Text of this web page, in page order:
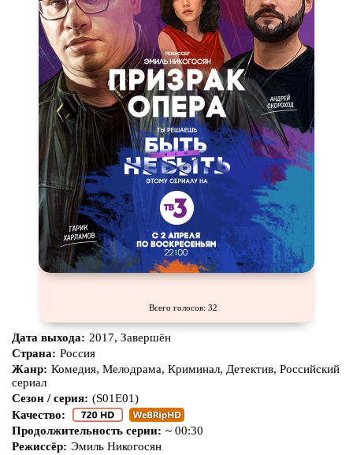
Всего голосов: 32
Дата выхода: 2017, Завершён
Страна: Россия
Жанр: Комедия, Мелодрама, Криминал, Детектив, Российский
сериал
Сезон / серия: (S01E01)
Качество:
Продолжительность серии: ~ 00:30
Режиссёр: Эмиль Никогосян